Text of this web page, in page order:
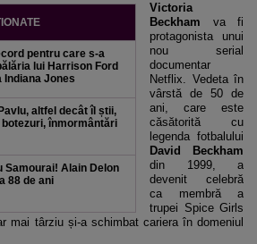
pentru care s-a
lui Harrison Ford
Indiana Jones
altfel decât îl știi,
botezuri, înmormântări
Samourai! Alain Delon
88 de ani
Victoria
Beckham va fi
protagonista unui
nou serial
documentar
Netflix. Vedeta în
vârstă de 50 de
ani, care este
căsătorită cu
legenda fotbalului
David Beckham
din 1999, a
devenit celebră
ca membră a
trupei Spice Girls
mai târziu și-a schimbat cariera în domeniul